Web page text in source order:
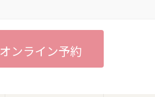
オンライン予約